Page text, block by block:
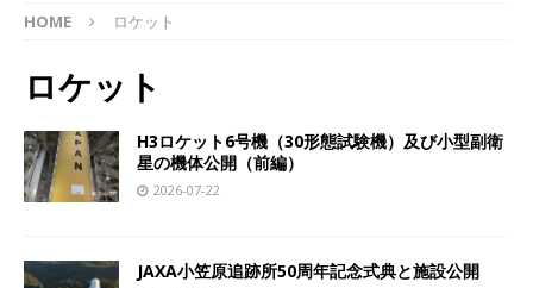
HOME ロケット
ロケット
H3ロケット6号機（30形態試験機）及び小型副衛
星の機体公開（前編）
2026-07-22
JAXA小笠原追跡所50周年記念式典と施設公開